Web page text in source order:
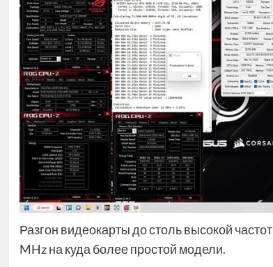
Разгон видеокарты до столь высокой
MHz на куда более простой модели.